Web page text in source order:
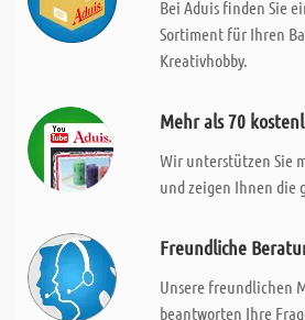
Bei Aduis finden Sie
Sortiment für Ihren
Kreativhobby.
Mehr als 70
Wir unterstützen Sie
und zeigen Ihnen die
Freundliche
Unsere freundlichen
beantworten Ihre